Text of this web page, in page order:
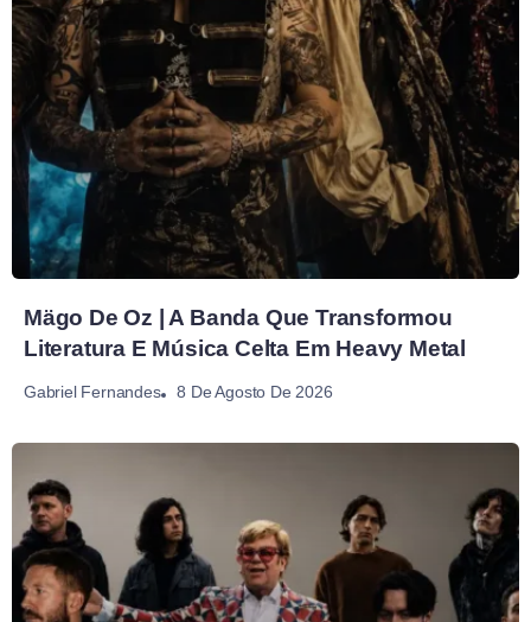
Mägo De Oz | A Banda Que Transformou
Literatura E Música Celta Em Heavy Metal
Gabriel Fernandes 8 De Agosto De 2026